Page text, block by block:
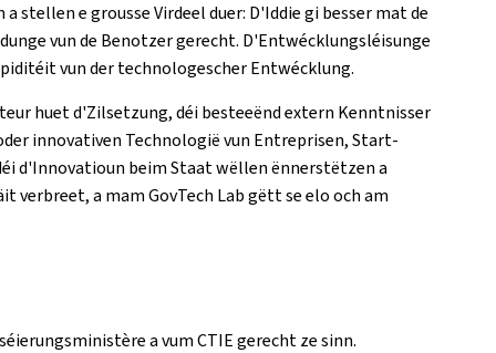
e grousse Virdeel duer: D'Iddie gi besser mat de
vun de Benotzer gerecht. D'Entwécklungsléisunge
vun der technologescher Entwécklung.
huet d'Zilsetzung, déi besteeënd extern Kenntnisser
innovativen Technologië vun Entreprisen, Start-
d'Innovatioun beim Staat wëllen ënnerstëtzen a
verbreet, a mam GovTech Lab gëtt se elo och am
a vum CTIE gerecht ze sinn.